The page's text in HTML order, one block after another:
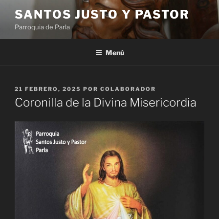
contenido
SANTOS JUSTO Y PASTOR
Parroquia de Parla
Menú
PUBLICADO
EL
21 FEBRERO, 2025 POR COLABORADOR
Coronilla de la Divina Misericordia